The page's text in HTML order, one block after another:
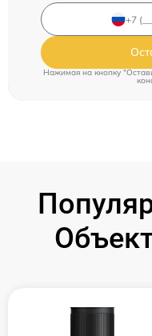
Нажимая на кнопку